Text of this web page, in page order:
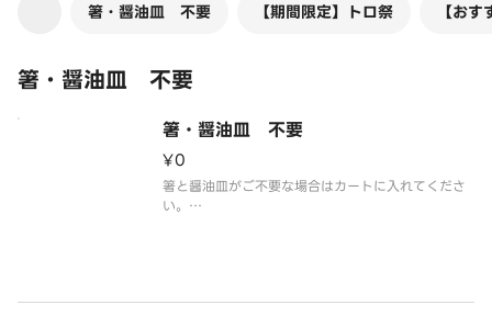
箸・醤油皿 不要 【期間限定】トロ祭 【お
箸・醤油皿 不要
箸・醤油皿 不要
¥0
箸と醤油皿がご不要な場合はカートに入れてくださ
い。